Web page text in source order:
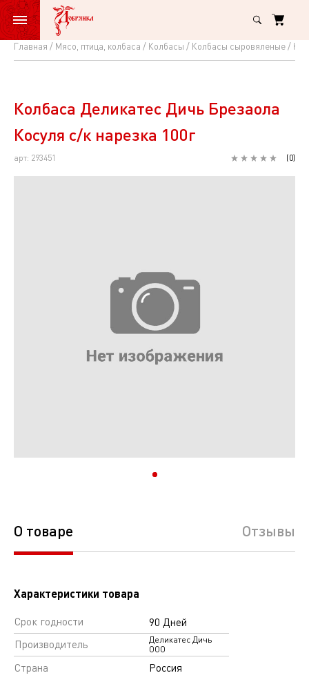
Главная Мясо, птица, колбаса Колбасы Колбасы сыровяленые
Колбаса
Дичь
Брезаола
Косуля
с/
Колбаса Деликатес Дичь Брезаола
Косуля с/к нарезка 100г
арт: 293451 (0)
О товаре Отзывы
Характеристики товара
Срок годности
90 Дней
Производитель
Деликатес Дичь
ООО
Страна Россия